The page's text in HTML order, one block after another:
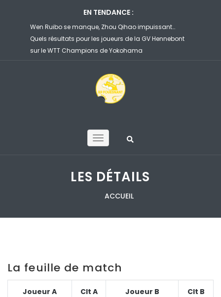
EN TENDANCE :
Wen Ruibo se manque, Zhou Qihao impuissant…
Quels résultats pour les joueurs de la GV Hennebont
sur le WTT Champions de Yokohama
file en 8es
LES DÉTAILS
ACCUEIL
La feuille de match
Joueur A Clt A Joueur B Clt B